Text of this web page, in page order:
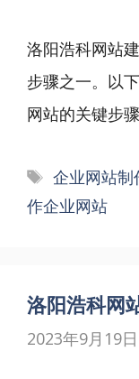
洛阳浩科网站
步骤之一。以
网站的关键步
标
签
企业网站制
作企业网站
洛阳浩科网
2023年9月19日